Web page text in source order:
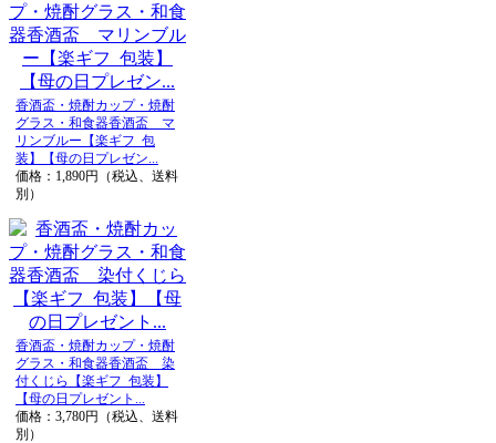
香酒盃・焼酎カップ・焼酎
グラス・和食器香酒盃 マ
リンブルー【楽ギフ_包
装】【母の日プレゼン...
価格：1,890円（税込、送料
別）
香酒盃・焼酎カップ・焼酎
グラス・和食器香酒盃 染
付くじら【楽ギフ_包装】
【母の日プレゼント...
価格：3,780円（税込、送料
別）